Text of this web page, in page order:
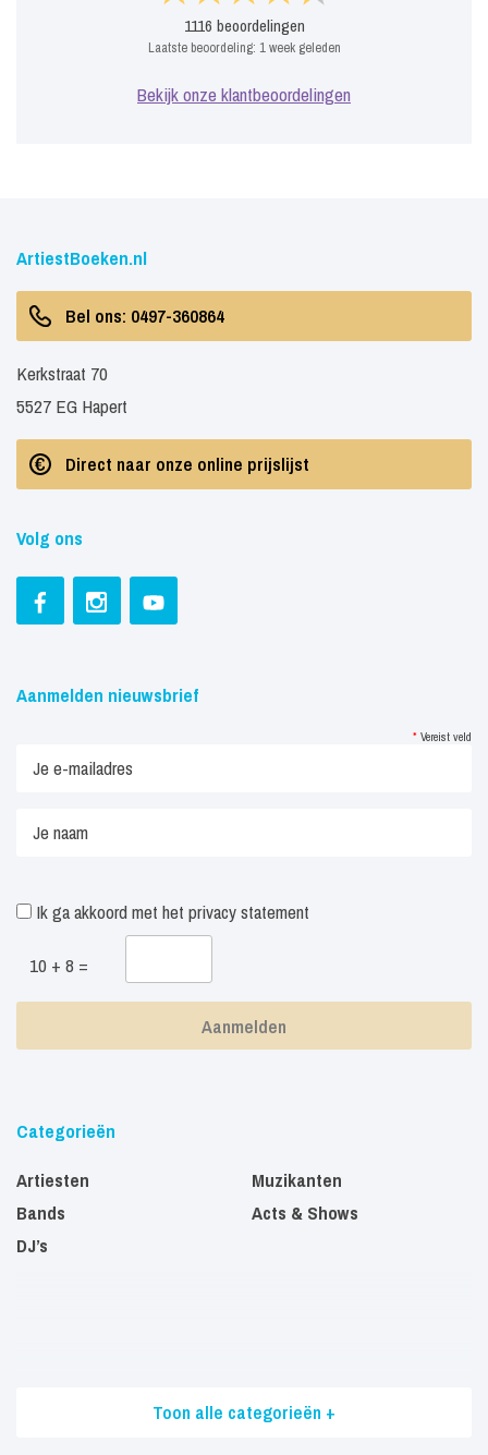
1116 beoordelingen
Laatste beoordeling: 1 week geleden
Bekijk onze klantbeoordelingen
ArtiestBoeken.nl
Bel ons: 0497-360864
Kerkstraat 70
5527 EG Hapert
Direct naar onze online prijslijst
Volg ons
Aanmelden nieuwsbrief
* Vereist veld
Ik ga akkoord met het privacy statement
10 + 8 =
Categorieën
Artiesten
Bands
DJ’s
Muzikanten
Acts & Shows
Toon alle categorieën +